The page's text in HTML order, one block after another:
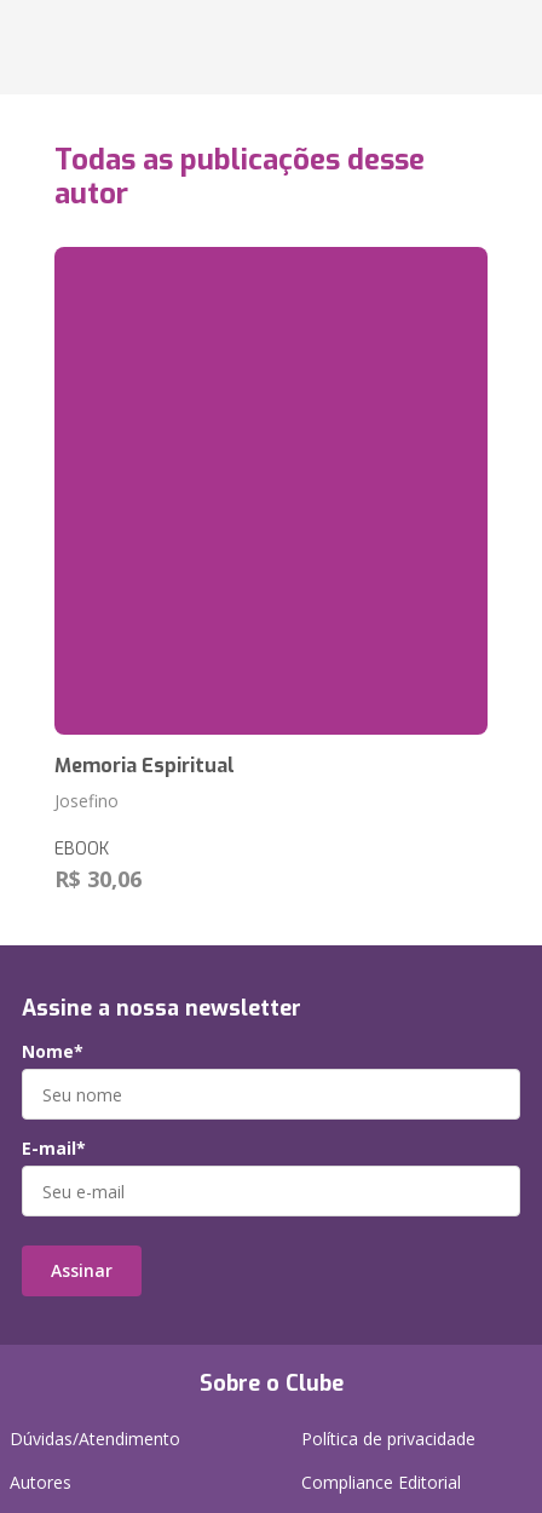
Todas as publicações desse
autor
Memoria Espiritual
Josefino
EBOOK
R$ 30,06
Sobre o Clube
Dúvidas/Atendimento
Autores
Política de privacidade
Compliance Editorial
Assine a nossa newsletter
Nome*
E-mail*
Assinar